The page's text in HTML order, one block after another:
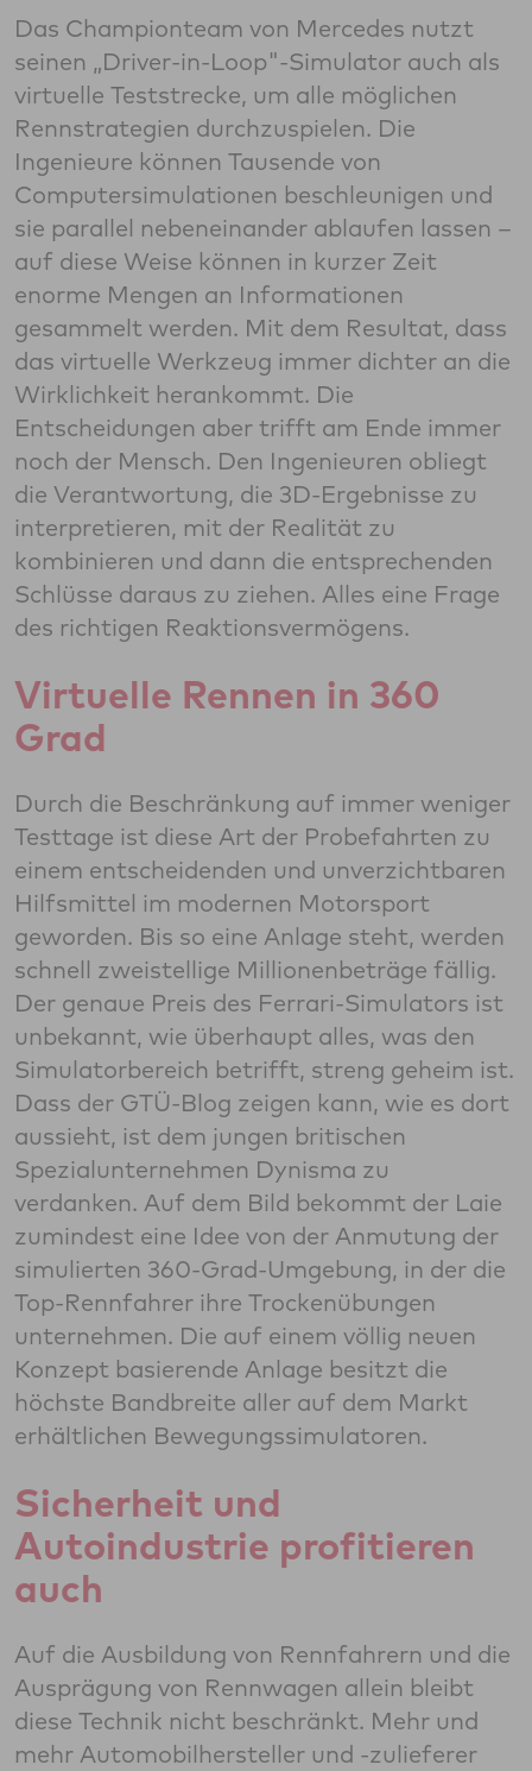
Das Championteam von Mercedes nutzt
seinen „Driver-in-Loop"-Simulator auch als
virtuelle Teststrecke, um alle möglichen
Rennstrategien durchzuspielen. Die
Ingenieure können Tausende von
Computersimulationen beschleunigen und
sie parallel nebeneinander ablaufen lassen –
auf diese Weise können in kurzer Zeit
enorme Mengen an Informationen
gesammelt werden. Mit dem Resultat, dass
das virtuelle Werkzeug immer dichter an die
Wirklichkeit herankommt. Die
Entscheidungen aber trifft am Ende immer
noch der Mensch. Den Ingenieuren obliegt
die Verantwortung, die 3D-Ergebnisse zu
interpretieren, mit der Realität zu
kombinieren und dann die entsprechenden
Schlüsse daraus zu ziehen. Alles eine Frage
des richtigen Reaktionsvermögens.
Virtuelle Rennen in 360
Grad
Durch die Beschränkung auf immer weniger
Testtage ist diese Art der Probefahrten zu
einem entscheidenden und unverzichtbaren
Hilfsmittel im modernen Motorsport
geworden. Bis so eine Anlage steht, werden
schnell zweistellige Millionenbeträge fällig.
Der genaue Preis des Ferrari-Simulators ist
unbekannt, wie überhaupt alles, was den
Simulatorbereich betrifft, streng geheim ist.
Dass der GTÜ-Blog zeigen kann, wie es dort
aussieht, ist dem jungen britischen
Spezialunternehmen Dynisma zu
verdanken. Auf dem Bild bekommt der Laie
zumindest eine Idee von der Anmutung der
simulierten 360-Grad-Umgebung, in der die
Top-Rennfahrer ihre Trockenübungen
unternehmen. Die auf einem völlig neuen
Konzept basierende Anlage besitzt die
höchste Bandbreite aller auf dem Markt
erhältlichen Bewegungssimulatoren.
Sicherheit und
Autoindustrie profitieren
auch
Auf die Ausbildung von Rennfahrern und die
Ausprägung von Rennwagen allein bleibt
diese Technik nicht beschränkt. Mehr und
mehr Automobilhersteller und -zulieferer